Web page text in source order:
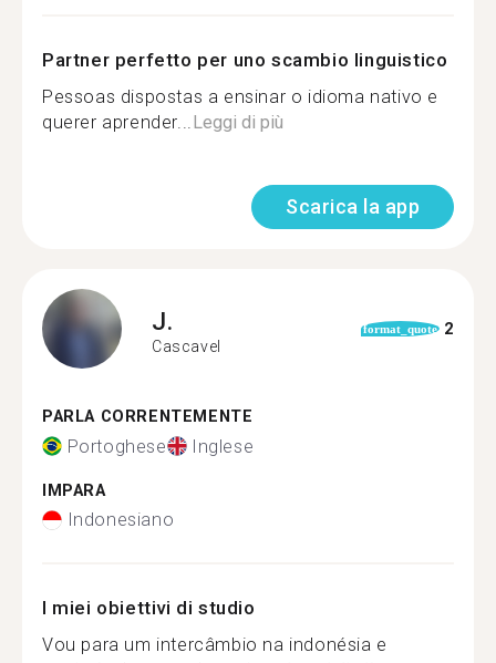
Partner perfetto per uno scambio linguistico
Pessoas dispostas a ensinar o idioma nativo e
querer aprender...Leggi di più
Scarica la app
J.
Cascavel
format_quote 2
PARLA CORRENTEMENTE
Portoghese Inglese
IMPARA
Indonesiano
I miei obiettivi di studio
Vou para um intercâmbio na indonésia e